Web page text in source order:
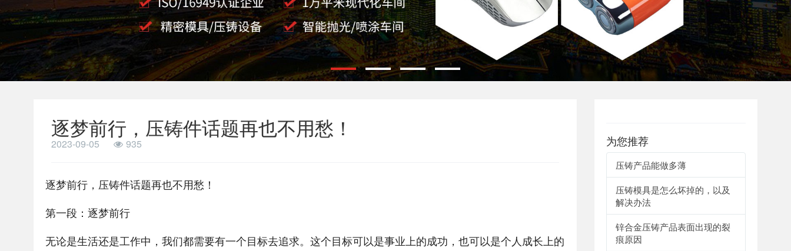
逐梦前行，压铸件话题再也不用愁！
2023-09-05 935
逐梦前行，压铸件话题再也不用愁！
第一段：逐梦前行
无论是生活还是工作中，我们都需要有一个目标去追求。这个目标可以是事业上的成功，也可以是个人成长上的
为您推荐
压铸产品能做多薄
压铸模具是怎么坏掉的，以及
解决办法
锌合金压铸产品表面出现的裂
痕原因